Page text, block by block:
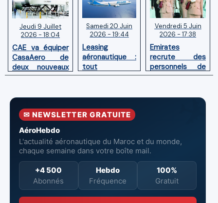
Jeudi 9 Juillet
2026 - 18:04
CAE va équiper
CasaAero de
deux nouveaux
simulateurs de
737 MAX et 787
Samedi 20 Juin
2026 - 19:44
Leasing
aéronautique :
tout
comprendre sur
wet lease et le
leaseback
Vendredi 5 Juin
2026 - 17:38
Emirates
recrute des
personnels de
cabine au Maroc
✉ NEWSLETTER GRATUITE
AéroHebdo
L'actualité aéronautique du Maroc et du monde,
chaque semaine dans votre boîte mail.
+4 500
Abonnés
Hebdo
Fréquence
100%
Gratuit